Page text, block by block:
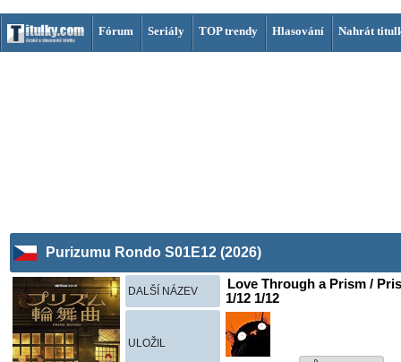
Fórum Seriály TOP trendy Hlasování Nahrát
Purizumu Rondo S01E12 (2026)
DALŠÍ NÁZEV
Love Through a Prism /
1/12 1/12
ULOŽIL